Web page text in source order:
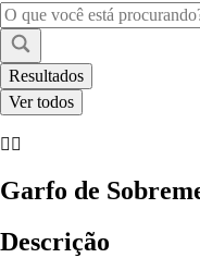
Pesquisar
...
Resultados
Ver todos
Garfo de
Descrição